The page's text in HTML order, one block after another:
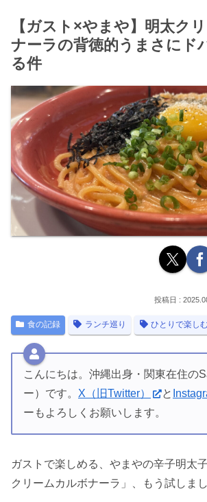
【ガスト×やまや】明太ク
ナーラの背徳的うまさにド
る件
食の記録 ランチ巡り ひとりで楽し
こんにちは。沖縄出身・関東在住の
ー）です。 X（旧Twitter） と
ーもよろしくお願いします。
ガストで楽しめる、やまやの辛子明太
クリームカルボナーラ」、もう試しま